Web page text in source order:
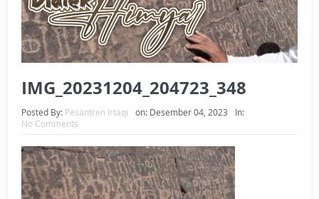
UANG HARAM BISA MENJADI HALAL JIKA SEBAB
KEPEMILIKANNYA BERUBAH
HUKUM MEMBAYAR ZAKAT DENGAN CARA MENGANGSUR
HUKUM MEMBAYAR ZAKAT KEPADA KERABAT SENDIRI
IMG_20231204_204723_348
Posted By: Pesantren Irtaqi on: Desember 04, 2023
In:
No Comments